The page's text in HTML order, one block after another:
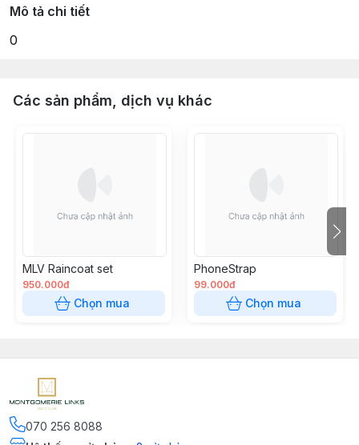
Mô tả chi tiết
0
Các sản phẩm, dịch vụ khác
MLV Raincoat set
950.000đ
Chọn mua
PhoneStrap
99.000đ
Chọn mua
070 256 8088